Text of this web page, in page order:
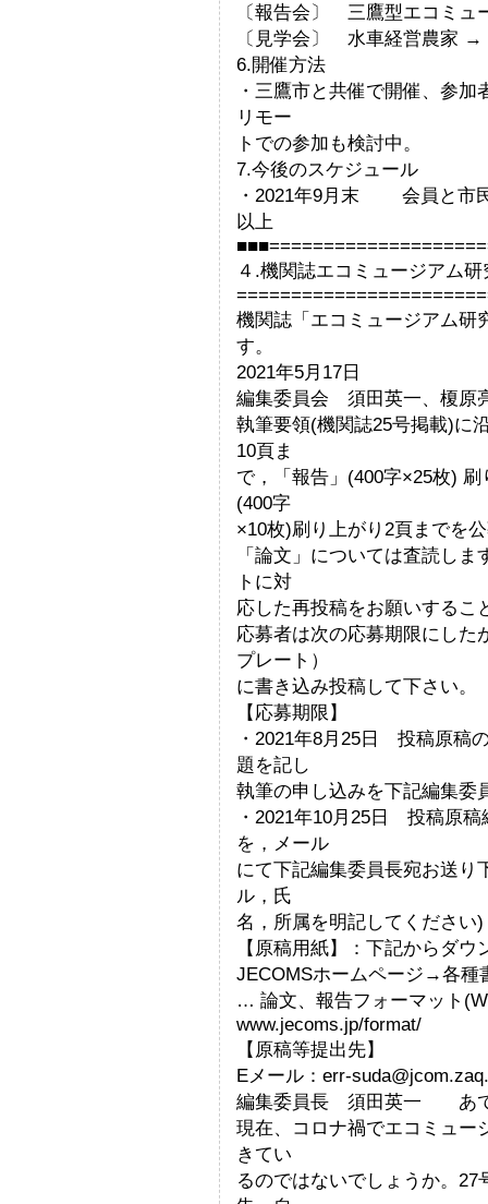
〔報告会〕 三鷹型エコミュ
〔見学会〕 水車経営農家
6.開催方法
・三鷹市と共催で開催、参
リモー
トでの参加も検討中。
7.今後のスケジュール
・2021年9月末 会員と市
以上
４.機関誌エコミュージアム
機関誌「エコミュージアム研
す。
2021年5月17日
編集委員会 須田英一、榎原
執筆要領(機関誌25号掲載)に
10頁ま
で，「報告」(400字×25枚)
(400字
×10枚)刷り上がり2頁までを
「論文」については査読し
トに対
応した再投稿をお願いするこ
応募者は次の応募期限にした
プレート）
に書き込み投稿して下さい。
【応募期限】
・2021年8月25日 投稿原稿
題を記し
執筆の申し込みを下記編集委
・2021年10月25日 投稿原
を，メール
にて下記編集委員長宛お送り
ル，氏
名，所属を明記してください)
【原稿用紙】：下記からダ
JECOMSホームページ→各
… 論文、報告フォーマット
www.jecoms.jp/format/
【原稿等提出先】
Eメール：err-
編集委員長 須田英一 あ
現在、コロナ禍でエコミュー
きてい
るのではないでしょうか。